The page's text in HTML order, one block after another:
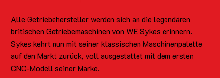
Alle Getriebehersteller werden sich an die legendären
britischen Getriebemaschinen von WE Sykes erinnern.
Sykes kehrt nun mit seiner klassischen Maschinenpalette
auf den Markt zurück, voll ausgestattet mit dem ersten
CNC-Modell seiner Marke.